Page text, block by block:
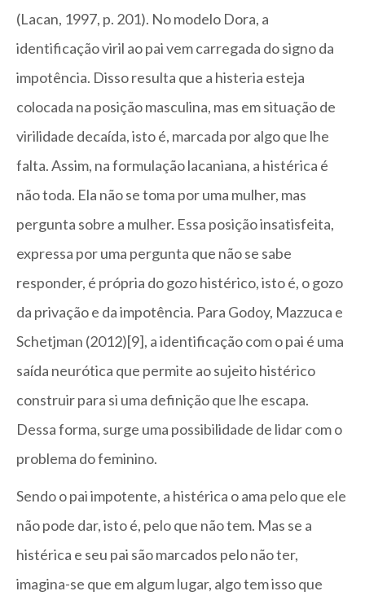
(Lacan, 1997, p. 201). No modelo Dora, a
identificação viril ao pai vem carregada do signo da
impotência. Disso resulta que a histeria esteja
colocada na posição masculina, mas em situação de
virilidade decaída, isto é, marcada por algo que lhe
falta. Assim, na formulação lacaniana, a histérica é
não toda. Ela não se toma por uma mulher, mas
pergunta sobre a mulher. Essa posição insatisfeita,
expressa por uma pergunta que não se sabe
responder, é própria do gozo histérico, isto é, o gozo
da privação e da impotência. Para Godoy, Mazzuca e
Schetjman (2012)[9], a identificação com o pai é uma
saída neurótica que permite ao sujeito histérico
construir para si uma definição que lhe escapa.
Dessa forma, surge uma possibilidade de lidar com o
problema do feminino.
Sendo o pai impotente, a histérica o ama pelo que ele
não pode dar, isto é, pelo que não tem. Mas se a
histérica e seu pai são marcados pelo não ter,
imagina-se que em algum lugar, algo tem isso que